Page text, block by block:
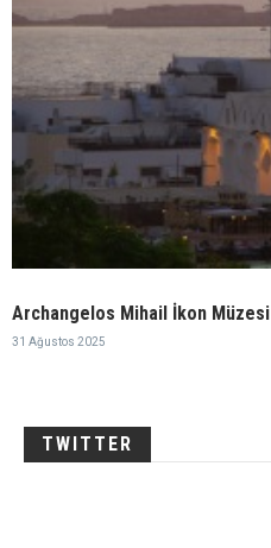
Archangelos Mihail İkon Müzesi
31 Ağustos 2025
TWITTER